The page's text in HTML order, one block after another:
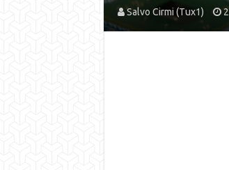
Salvo Cirmi (Tux1)